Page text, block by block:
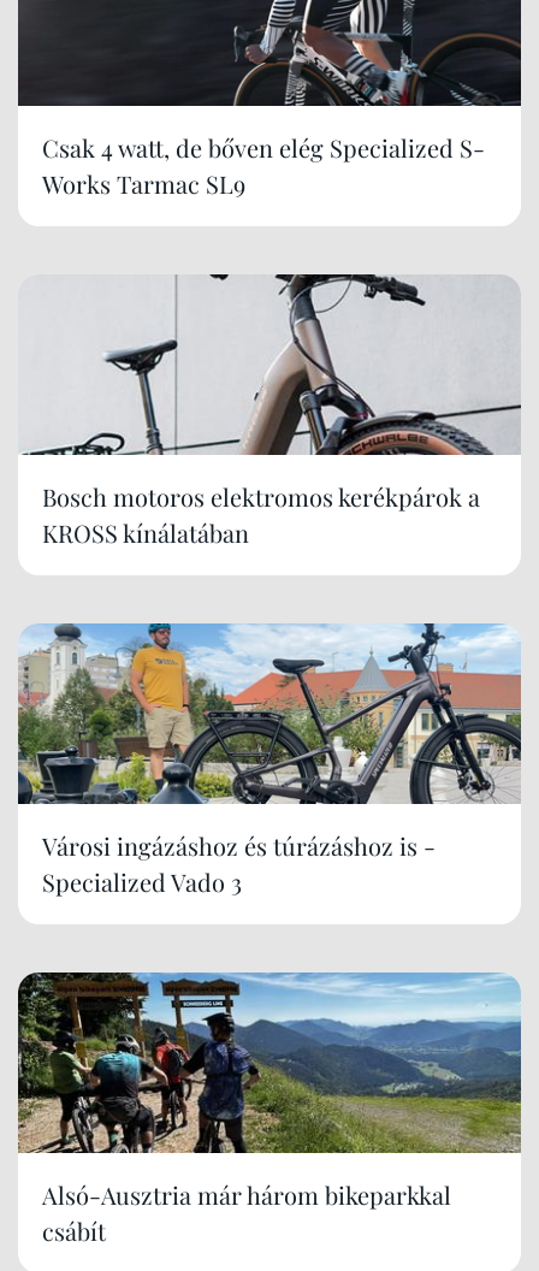
Csak 4 watt, de bőven elég Specialized S-
Works Tarmac SL9
Bosch motoros elektromos kerékpárok a
KROSS kínálatában
Városi ingázáshoz és túrázáshoz is -
Specialized Vado 3
Alsó-Ausztria már három bikeparkkal
csábít